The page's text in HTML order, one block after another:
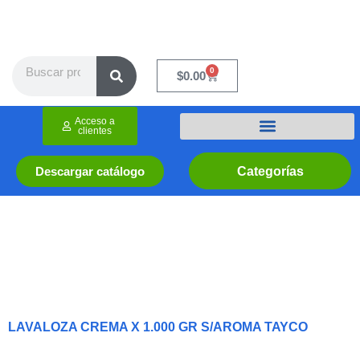
$0.00 0
Cart
Categorías
Descargar catálogo
Acceso a
clientes
LAVALOZA CREMA X 1.000 GR S/AROMA TAYCO